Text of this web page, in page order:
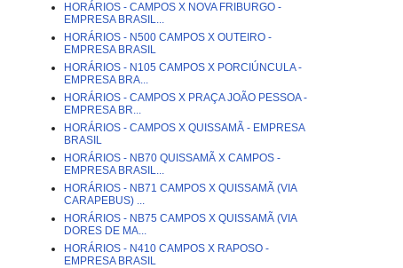
HORÁRIOS - CAMPOS X NOVA FRIBURGO -
EMPRESA BRASIL...
HORÁRIOS - N500 CAMPOS X OUTEIRO -
EMPRESA BRASIL
HORÁRIOS - N105 CAMPOS X PORCIÚNCULA -
EMPRESA BRA...
HORÁRIOS - CAMPOS X PRAÇA JOÃO PESSOA -
EMPRESA BR...
HORÁRIOS - CAMPOS X QUISSAMÃ - EMPRESA
BRASIL
HORÁRIOS - NB70 QUISSAMÃ X CAMPOS -
EMPRESA BRASIL...
HORÁRIOS - NB71 CAMPOS X QUISSAMÃ (VIA
CARAPEBUS) ...
HORÁRIOS - NB75 CAMPOS X QUISSAMÃ (VIA
DORES DE MA...
HORÁRIOS - N410 CAMPOS X RAPOSO -
EMPRESA BRASIL